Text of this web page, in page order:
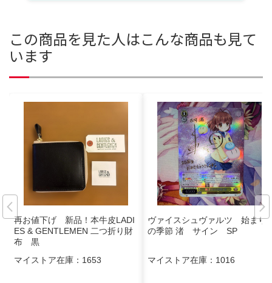
この商品を見た人はこんな商品も見て
います
再お値下げ 新品！本牛皮LADI
ES & GENTLEMEN 二つ折り財
布 黒
マイストア在庫： 1653
ヴァイスシュヴァルツ 始まり
の季節 渚 サイン SP
マイストア在庫： 1016